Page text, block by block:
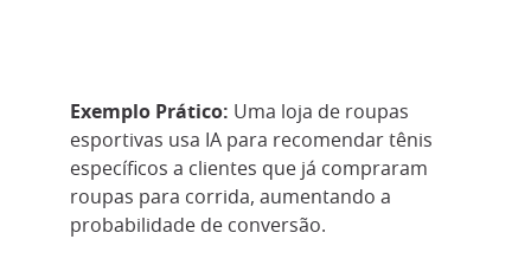
Exemplo Prático: Uma loja de roupas
esportivas usa IA para recomendar tênis
específicos a clientes que já compraram
roupas para corrida, aumentando a
probabilidade de conversão.